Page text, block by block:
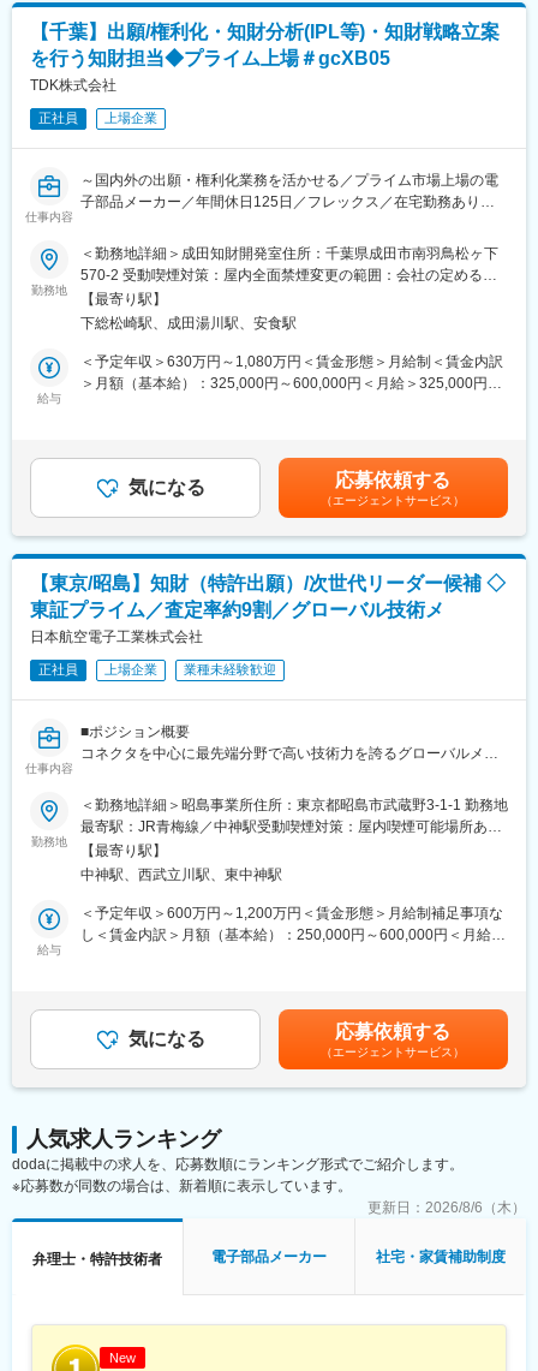
できます。
・出願/権利化といった従来の知財業務の枠を超え、戦略的なアド
バイザーや社内コンサルタントとして、TDKの経営層や事業部門
の意思決定に深く関与する機会があります。
変更の範囲：会社の定める業務
す。
【働き方】
■残業時間：月平均20時間程度
■リモートワーク可能
・入社後半年間：出社勤務
・半年経過後：リモートワーク併用可
（単身赴任者の例）
・出社週：現地勤務
・リモート週：自宅勤務
【組織構成】
当社は「進化永続企業」を掲げ、事業とともに進化を続けていま
す。知的財産部も事業部と密に連携しながら進化し続ける組織で
大に伴い体制強化を進めています。
多様なバックグラウンドを持つ人材が集まっており、
特許事務所出身者、企業知財部出身者双方の知見が融合し、多角
的な視点で知財活動を推進しています。また、単身赴任者も多数
在籍（約6割）しており、柔軟な働き方が可能です。
【知財部の特徴】
■組織風土
・一般職でも発言しやすい風土
・個人担当業務が主体だが、上司・先輩に相談しやすい環境
・自主性を尊重し、挑戦したい業務に積極的に関与可能
■成長機会
・日本知的財産協会（JIPA）等の外部講座／オンライン講座受講
・技術部門による技術研修
【本ポジションの魅力】
・知財戦略の高度化や業務改善など、組織づくりにも主体的に関
与可能
・権利化・分析・活用まで横断的に関与でき、幅広い知財スキル
を習得可能
変更の範囲：会社の定める業務
【千葉】出願/権利化・知財分析(IPL等)・知財戦略立案
を行う知財担当◆プライム上場＃gcXB05
TDK株式会社
正社員 上場企業
仕事内容
～国内外の出願・権利化業務を活かせる／プライム市場上場の電
子部品メーカー／年間休日125日／フレックス／在宅勤務あり～
■業務内容
◎お任せする職務内容
・発明の掘起しから、特許出願から権利化までの実務
・先行技術文献調査
・IPランドスケープを含めた知財分析
・知財戦略策定
・共同研究・開発における知財対応
したいと思います。
財戦略作成活動を通じて、TDKの基盤技術を守ることをミッショ
ンとしてします。特に成田知財開発室では、材料開発に寄り添っ
た知財活動を行うことにより、世界に誇る強い基盤技術の構築を
サポートしています。
■当業務の魅力
TDKの事業成長に知財の視点から直接的または間接的に貢献でき
る業務です。
出願/権利化といった従来の知財業務の枠を超え、如何に知的財産
を使って製品開発を推進し、事業を有利な状況に導くかという戦
し、開発状況にもっとも適した知財戦略を開発部門と共に練り上
げることを実践してみたいという方の応募をお待ちしています。
「TDK United」という多様な人材が協力し合うTDKの文化の中
で、グローバルなチームメンバーとの連携も可能ですので、海外
失敗を恐れず挑戦するベンチャースピリットを大切にするTDKの
風土の中で、新たな知見やスキルを習得し、自身の「変革力」を
・残業時間：0～40時間（担当分野、時期により変化）
・在宅勤務頻度：週１～２日程度(相談可)
・フレックスタイムの有無：有
・出張頻度／期間／行先（国内外）：週0～２回/日帰り/八幡テク
変更の範囲：会社の定める業務全般
勤務地
＜勤務地詳細＞成田知財開発室住所：千葉県成田市南羽鳥松ヶ下
570-2 受動喫煙対策：屋内全面禁煙変更の範囲：会社の定める事
業所（リモートワーク含む）
【最寄り駅】
下総松崎駅、成田湯川駅、安食駅
給与
＜予定年収＞630万円～1,080万円＜賃金形態＞月給制＜賃金内訳
＞月額（基本給）：325,000円～600,000円＜月給＞325,000円～
くまでも目安の金額であり、選考を通じて上下する可能性があり
ます。月給(月額)は固定手当を含めた表記です。
気になる 応募依頼する
（エージェントサービス）
【東京/昭島】知財（特許出願）/次世代リーダー候補 ◇
東証プライム／査定率約9割／グローバル技術メ
日本航空電子工業株式会社
正社員 上場企業 業種未経験歓迎
仕事内容
■ポジション概要
コネクタを中心に最先端分野で高い技術力を誇るグローバルメー
特許出願・権利化業務を担う知財プロフェッショナルを募集しま
す。単なる出願業務にとどまらず、事業戦略と連動した知財戦略
の中核人材としての活躍を期待しています。将来的には、組織を
牽引する次世代リーダーへの成長が可能なポジションです。
■業務内容
・発明の発掘および出願書類作成
・競合特許の調査、分析レポート作成
＜使用ツール＞
IP Flow Manager／Shareresearch／WIPS
■このポジションの魅力
（1） 出願の“質”にこだわれる環境（査定率約9割）
量より質を重視した知財戦略を推進。
発明の本質を捉えたストーリー設計から関わるため、
す。
（2） 技術×知財で経営に貢献
・技術保護
勤務地
＜勤務地詳細＞昭島事業所住所：東京都昭島市武蔵野3-1-1 勤務地
最寄駅：JR青梅線／中神駅受動喫煙対策：屋内喫煙可能場所あり
変更の範囲：会社の定める事業所（リモートワーク含む）
【最寄り駅】
中神駅、西武立川駅、東中神駅
給与
＜予定年収＞600万円～1,200万円＜賃金形態＞月給制補足事項な
し＜賃金内訳＞月額（基本給）：250,000円～600,000円＜月給＞
ヵ月分■その他各種手当：通勤費手当、超過勤務手当、在宅勤務手
当など賃金はあくまでも目安の金額であり、選考を通じて上下す
る可能性があります。月給(月額)は固定手当を含めた表記です。
気になる 応募依頼する
（エージェントサービス）
人気求人ランキング
dodaに掲載中の求人を、応募数順にランキング形式でご紹介します。
※応募数が同数の場合は、新着順に表示しています。
更新日： 2026/8/6（木）
弁理士・特許技術者 電子部品メーカー 社宅・家賃補助制度
New